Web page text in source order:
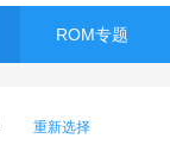
ROM专题
重新选择